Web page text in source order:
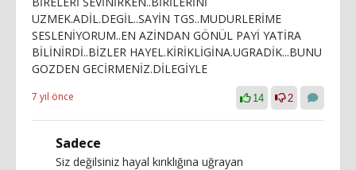
UZMEK.ADİL.DEGİL..SAYİN TGS..MUDURLERİME
SESLENİYORUM..EN AZİNDAN GÖNÜL PAYİ YATİRA
BİLİNİRDİ..BİZLER HAYEL.KİRİKLİGİNA.UGRADİK...BUNU
GOZDEN GECİRMENİZ.DİLEGİYLE
7 yıl önce 14 2
Sadece
Siz değilsiniz hayal kırıklığına uğrayan